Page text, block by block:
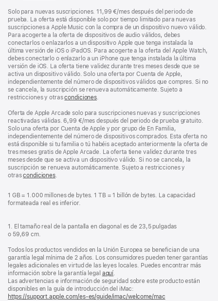
Solo para nuevas suscripciones. 11,99 €/mes después del periodo de
prueba. La oferta está disponible solo por tiempo limitado para nuevas
suscripciones a Apple Music con la compra de un dispositivo nuevo válido.
Para acogerte a la oferta de dispositivos de audio válidos, debes
conectarlos o enlazarlos a un dispositivo Apple que tenga instalada la
última versión de iOS o iPadOS. Para acogerte a la oferta del Apple Watch,
debes conectarlo o enlazarlo a un iPhone que tenga instalada la última
versión de iOS. La oferta tiene validez durante tres meses desde que se
activa un dispositivo válido. Solo una oferta por Cuenta de Apple,
independientemente del número de dispositivos válidos que compres. Si no
se cancela, la suscripción se renueva automáticamente. Sujeto a
restricciones y otrascondiciones
Oferta de Apple Arcade solo para suscripciones nuevas y suscripciones
reactivadas válidas. 6,99 €/mes después del periodo de prueba gratuito.
Solo una oferta por Cuenta de Apple y por grupo de En Familia,
independientemente del número de dispositivos comprados. Esta oferta no
está disponible si tu familia o tú habéis aceptado anteriormente la oferta de
tres meses gratis de Apple Arcade. La oferta tiene validez durante tres
meses desde que se activa un dispositivo válido. Si no se cancela, la
suscripción se renueva automáticamente. Sujeto a restricciones y
otrascondiciones.
1 GB = 1.000 millones de bytes. 1 TB = 1 billón de bytes. La capacidad
formateada real es inferior.
1. El tamaño real de la pantalla en diagonal es de 23,5 pulgadas
o 59,69 cm.
Todos los productos vendidos en la Unión Europea se benefician de una
garantía legal mínima de 2 años. Los consumidores pueden tener garantías
legales adicionales en virtud de las leyes locales. Puedes encontrar más
información sobre la garantía legal aquí.
Las advertencias e información de seguridad sobre este producto están
disponibles en la guía de introducción del iMac:
https://support.apple.com/es-es/guide/imac/welcome/mac